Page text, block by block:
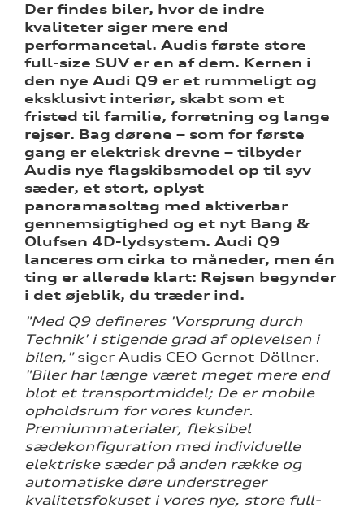
Der findes biler, hvor de indre
kvaliteter siger mere end
performancetal. Audis første store
full-size SUV er en af dem. Kernen i
den nye Audi Q9 er et rummeligt og
eksklusivt interiør, skabt som et
fristed til familie, forretning og lange
rejser. Bag dørene – som for første
gang er elektrisk drevne – tilbyder
Audis nye flagskibsmodel op til syv
sæder, et stort, oplyst
panoramasoltag med aktiverbar
gennemsigtighed og et nyt Bang &
Olufsen 4D-lydsystem. Audi Q9
lanceres om cirka to måneder, men én
ting er allerede klart: Rejsen begynder
i det øjeblik, du træder ind.
"Med Q9 defineres 'Vorsprung durch
Technik' i stigende grad af oplevelsen i
bilen,"siger Audis CEO Gernot Döllner.
"Biler har længe været meget mere end
blot et transportmiddel; De er mobile
opholdsrum for vores kunder.
Premiummaterialer, fleksibel
sædekonfiguration med individuelle
elektriske sæder på anden række og
automatiske døre understreger
kvalitetsfokuset i vores nye, store full-